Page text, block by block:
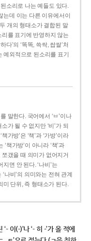
소리로 나는 예들도 있다.
데 이는 다른 이유에서이
두 개의 형태소가 결합된 말
리를 표기에 반영하지 않는
다’의 ‘똑똑, 쓱싹, 쌉쌀’처
예외적으로 된소리를 표기
말한다. 국어에서 ‘ㅂ’이나
가 될 수 없지만 ‘비’가 되
가방’은 ‘책’과 ‘가방’이라
책가방’이 아니라 ‘책’과
갰을 때 의미가 없어지거
면 안 된다. ‘나비’는
‘나비’의 의미와는 전혀 관계
미 단위, 즉 형태소가 된다.
이(-)’나 ‘- 히 -’가 올 적에